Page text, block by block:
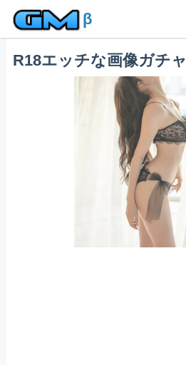
β
R18エッチな画像ガチャ